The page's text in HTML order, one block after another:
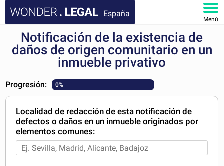
España
Menú
INICIO
DOCUMENTOS
FAQ
MI CUENTA
Notificación de la existencia de
daños de origen comunitario en un
inmueble privativo
Progresión: 0%
Localidad de redacción de esta notificación de
defectos o daños en un inmueble originados por
elementos comunes: